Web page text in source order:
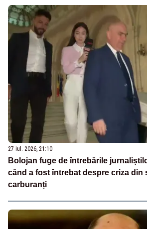
27 iul. 2026, 21:10
Bolojan fuge de întrebările
când a fost întrebat despre criza din
carburanți